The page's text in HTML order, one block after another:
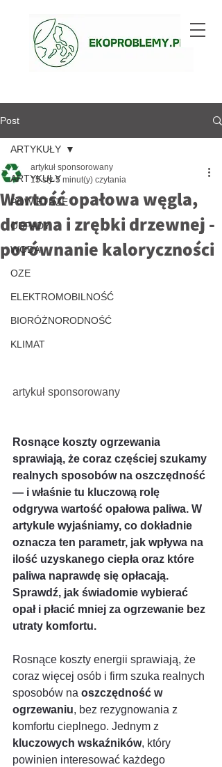
Post
ARTYKUŁY
POWIETRZE
ODPADY
WODA
OZE
ELEKTROMOBILNOŚĆ
BIORÓŻNORODNOŚĆ
KLIMAT
ARTYKUŁY
Wartość opałowa węgla,
drewna i zrębki drzewnej -
porównanie kaloryczności
artykuł sponsorowany
15 sty 5 minut(y) czytania
artykuł sponsorowany
Rosnące koszty ogrzewania
sprawiają, że coraz częściej szukamy
realnych sposobów na oszczędność
— i właśnie tu kluczową rolę
odgrywa wartość opałowa paliwa. W
artykule wyjaśniamy, co dokładnie
oznacza ten parametr, jak wpływa na
ilość uzyskanego ciepła oraz które
paliwa naprawdę się opłacają.
Sprawdź, jak świadomie wybierać
opał i płacić mniej za ogrzewanie bez
utraty komfortu.
Rosnące koszty energii sprawiają, że
coraz więcej osób i firm szuka realnych
sposobów na oszczędność w
ogrzewaniu, bez rezygnowania z
komfortu cieplnego. Jednym z
kluczowych wskaźników, który
powinien interesować każdego